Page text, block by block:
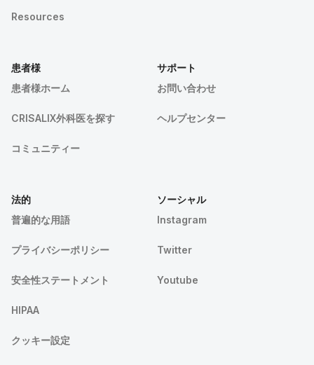
Resources
患者様
患者様ホーム
CRISALIX外科医を探す
コミュニティー
サポート
お問い合わせ
ヘルプセンター
法的
普遍的な用語
プライバシーポリシー
安全性ステートメント
HIPAA
クッキー設定
ソーシャル
Instagram
Twitter
Youtube